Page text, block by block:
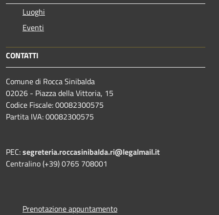
Luoghi
Eventi
CONTATTI
Comune di Rocca Sinibalda
02026 - Piazza della Vittoria, 15
Codice Fiscale: 00082300575
Partita IVA: 00082300575
PEC:segreteria.roccasinibalda.ri@legalmail.it
Centralino (+39) 0765 708001
Prenotazione appuntamento